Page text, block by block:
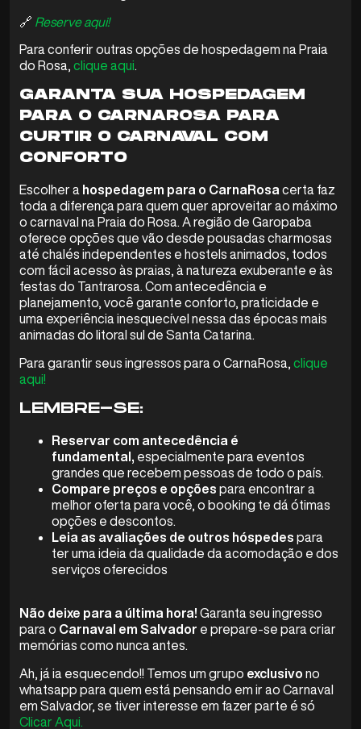
🔗 Reserve aqui!
Para conferir outras opções de hospedagem na Praia
do Rosa, clique aqui
GARANTA SUA HOSPEDAGEM
PARA O CARNAROSA PARA
CURTIR O CARNAVAL COM
CONFORTO
Escolher a hospedagem para o CarnaRosa certa faz
toda a diferença para quem quer aproveitar ao máximo
o carnaval na Praia do Rosa. A região de Garopaba
oferece opções que vão desde pousadas charmosas
até chalés independentes e hostels animados, todos
com fácil acesso às praias, à natureza exuberante e às
festas do Tantrarosa. Com antecedência e
planejamento, você garante conforto, praticidade e
uma experiência inesquecível nessa das épocas mais
animadas do litoral sul de Santa Catarina.
Para garantir seus ingressos para o CarnaRosa, clique
aqui!
LEMBRE-SE:
Reservar com antecedência é
fundamental, especialmente para eventos
grandes que recebem pessoas de todo o país.
Compare preços e opções para encontrar a
melhor oferta para você, o booking te dá ótimas
opções e descontos.
Leia as avaliações de outros hóspedes para
ter uma ideia da qualidade da acomodação e dos
serviços oferecidos
Não deixe para a última hora! Garanta seu ingresso
para o Carnaval em Salvador e prepare-se para criar
memórias como nunca antes.
Ah, já ia esquecendo!! Temos um grupo exclusivo no
whatsapp para quem está pensando em ir ao Carnaval
em Salvador, se tiver interesse em fazer parte é só
Clicar Aqui.